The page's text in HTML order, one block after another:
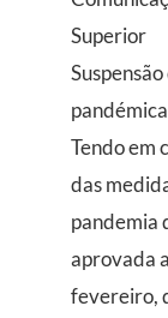
Superior
pandémica
Tendo em
das
pandemia
aprovada
fevereiro,